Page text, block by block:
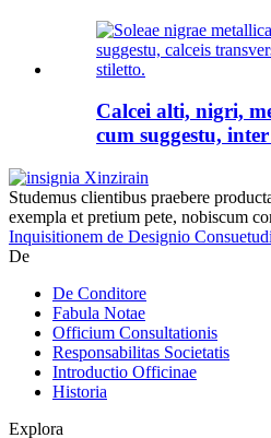
Calcei alti, nigri,
cum suggestu,
Studemus clientibus praebere
exempla et pretium pete, nobiscum
Inquisitionem de Designio
De
De Conditore
Fabula Notae
Officium Consultationis
Responsabilitas Societatis
Introductio Officinae
Historia
Explora